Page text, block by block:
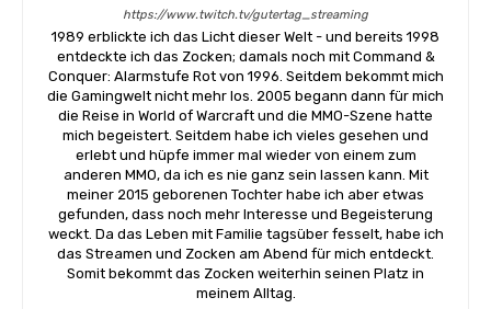
https://www.twitch.tv/gutertag_streaming
1989 erblickte ich das Licht dieser Welt - und bereits 1998
entdeckte ich das Zocken; damals noch mit Command &
Conquer: Alarmstufe Rot von 1996. Seitdem bekommt mich
die Gamingwelt nicht mehr los. 2005 begann dann für mich
die Reise in World of Warcraft und die MMO-Szene hatte
mich begeistert. Seitdem habe ich vieles gesehen und
erlebt und hüpfe immer mal wieder von einem zum
anderen MMO, da ich es nie ganz sein lassen kann. Mit
meiner 2015 geborenen Tochter habe ich aber etwas
gefunden, dass noch mehr Interesse und Begeisterung
weckt. Da das Leben mit Familie tagsüber fesselt, habe ich
das Streamen und Zocken am Abend für mich entdeckt.
Somit bekommt das Zocken weiterhin seinen Platz in
meinem Alltag.